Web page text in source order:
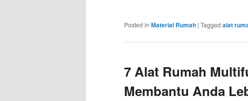
Posted in Material Rumah | Tagged alat
7 Alat Rumah
Membantu Anda